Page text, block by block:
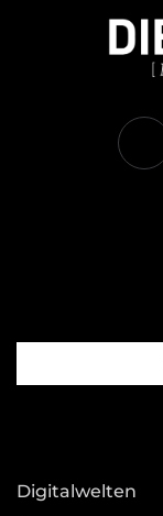
Digitalwelten